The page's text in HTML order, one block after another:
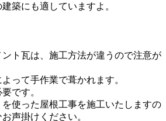
築にも適していますよ。
ト瓦は、施工方法が違うので注意が
って手作業で葺かれます。
です。
使った屋根工事を施工いたしますの
声掛けください。